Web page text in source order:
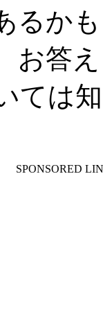
るか
お答
ては
SPONSORED